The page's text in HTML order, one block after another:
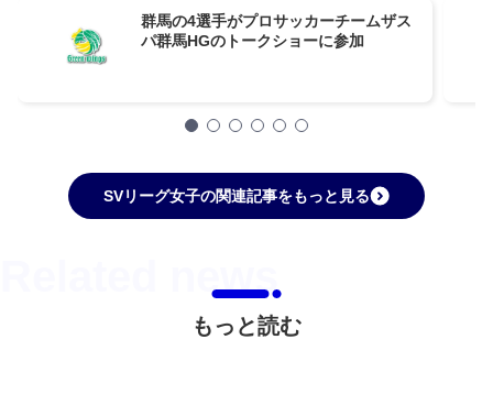
群馬の4選手がプロサッカーチームザス
パ群馬HGのトークショーに参加
SVリーグ女子の関連記事をもっと見る
もっと読む